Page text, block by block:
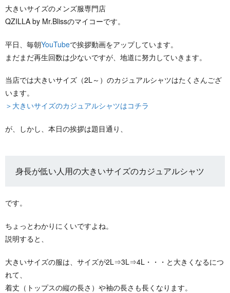
大きいサイズのメンズ服専門店
QZILLA by Mr.Blissのマイコーです。
平日、毎朝YouTubeで挨拶動画をアップしています。
まだまだ再生回数は少ないですが、地道に努力していきます。
当店では大きいサイズ（2L～）のカジュアルシャツはたくさんござ
います。
＞大きいサイズのカジュアルシャツはコチラ
が、しかし、本日の挨拶は題目通り、
身長が低い人用の大きいサイズのカジュアルシャツ
です。
ちょっとわかりにくいですよね。
説明すると、
大きいサイズの服は、サイズが2L⇒3L⇒4L・・・と大きくなるにつ
れて、
着丈（トップスの縦の長さ）や袖の長さも長くなります。